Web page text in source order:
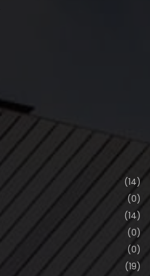
(14)
(0)
(14)
(0)
(0)
(19)